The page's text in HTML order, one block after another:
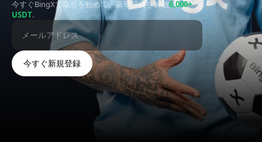
今すぐBingXで取引を始めて、豪華特典を解放6,000+
USDT
今すぐ新規登録